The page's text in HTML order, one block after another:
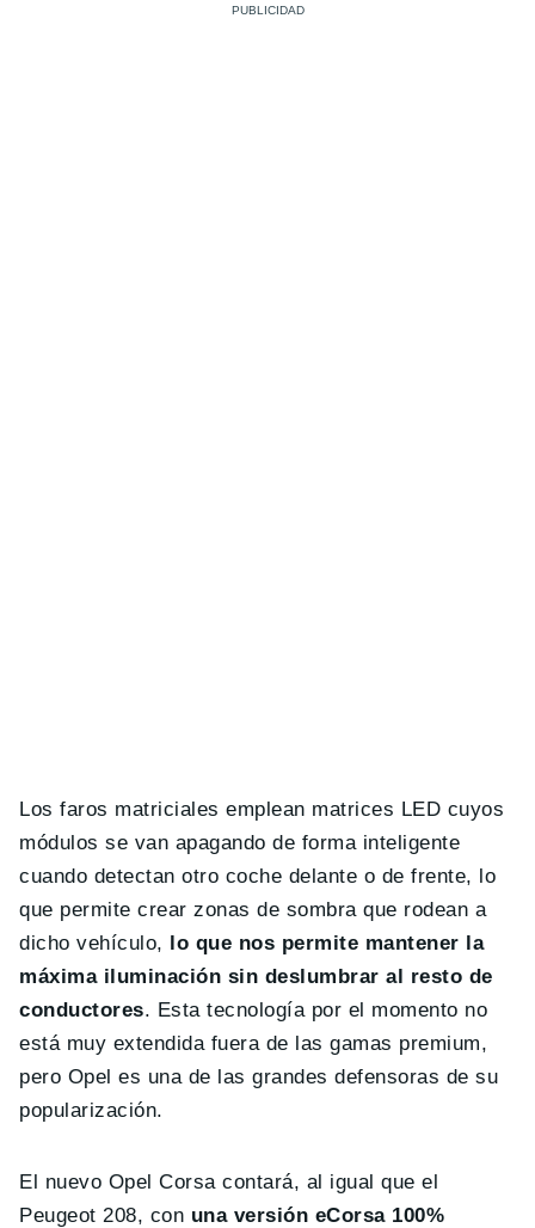
Los faros matriciales emplean matrices LED cuyos
módulos se van apagando de forma inteligente
cuando detectan otro coche delante o de frente, lo
que permite crear zonas de sombra que rodean a
dicho vehículo, lo que nos permite mantener la
máxima iluminación sin deslumbrar al resto de
conductores. Esta tecnología por el momento no
está muy extendida fuera de las gamas premium,
pero Opel es una de las grandes defensoras de su
popularización.
El nuevo Opel Corsa contará, al igual que el
Peugeot 208, con una versión eCorsa 100%